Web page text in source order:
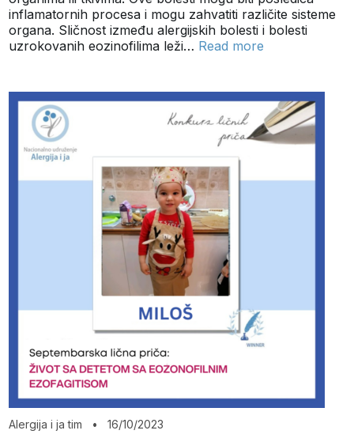
inflamatornih procesa i mogu zahvatiti različite sisteme
organa. Sličnost između alergijskih bolesti i bolesti
uzrokovanih eozinofilima leži… Read more
Alergija i ja tim •16/10/2023